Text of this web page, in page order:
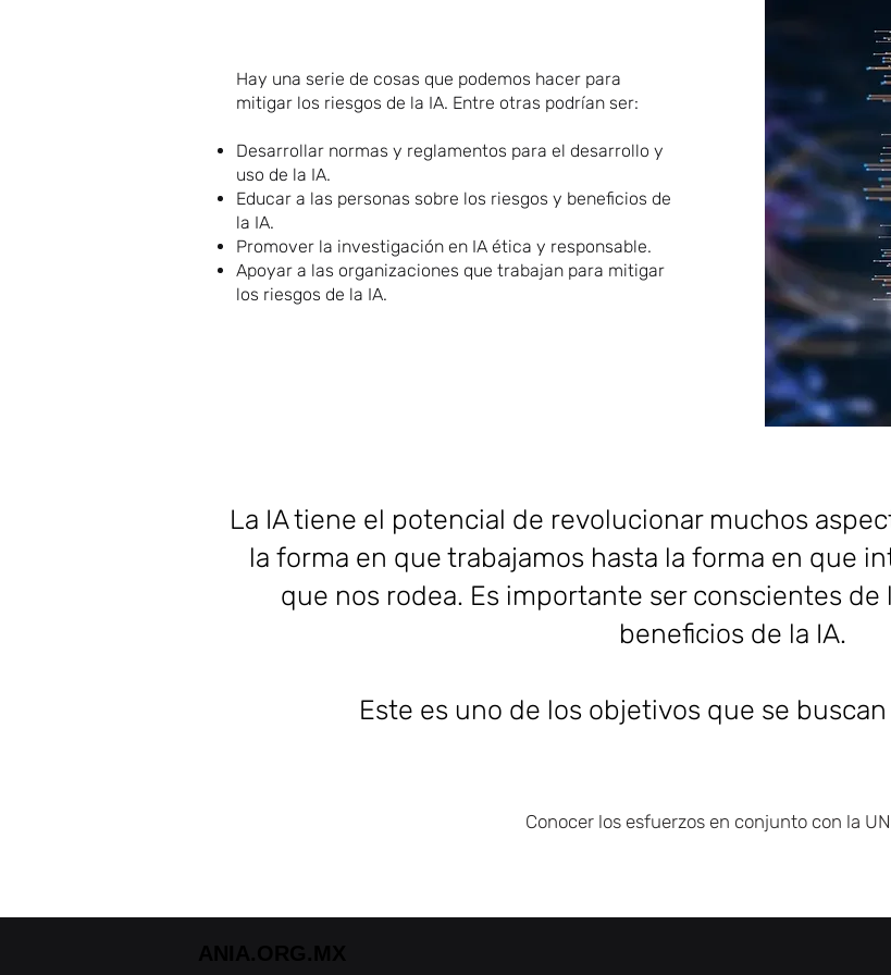
Hay una serie de cosas que podemos hacer para
mitigar los riesgos de la IA. Entre otras podrían ser:
Desarrollar normas y reglamentos para el desarrollo y
uso de la IA.
Educar a las personas sobre los riesgos y beneficios de
la IA.
Promover la investigación en IA ética y responsable.
Apoyar a las organizaciones que trabajan para mitigar
los riesgos de la IA.
La IA tiene el potencial de revolucionar muchos
la forma en que trabajamos hasta la forma en que
que nos rodea. Es importante ser conscientes
beneficios de la IA.
Este es uno de los objetivos que se
Conocer los esfuerzos en conjunto con la